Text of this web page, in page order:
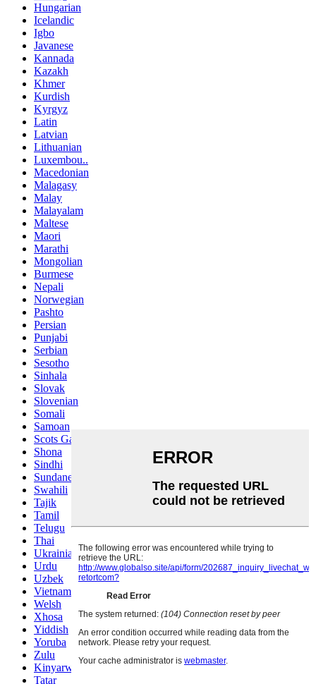
Hungarian
Icelandic
Igbo
Javanese
Kannada
Kazakh
Khmer
Kurdish
Kyrgyz
Latin
Latvian
Lithuanian
Luxembou..
Macedonian
Malagasy
Malay
Malayalam
Maltese
Maori
Marathi
Mongolian
Burmese
Nepali
Norwegian
Pashto
Persian
Punjabi
Serbian
Sesotho
Sinhala
Slovak
Slovenian
Somali
Samoan
Scots Gaelic
Shona
Sindhi
Sundanese
Swahili
Tajik
Tamil
Telugu
Thai
Ukrainian
Urdu
Uzbek
Vietnamese
Welsh
Xhosa
Yiddish
Yoruba
Zulu
Kinyarwanda
Tatar